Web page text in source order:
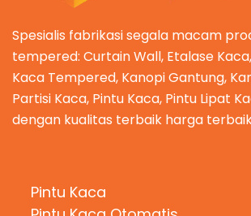
Spesialis fabrikasi segala macam
tempered: Curtain Wall, Etalase
Kaca Tempered, Kanopi Gantung,
Partisi Kaca, Pintu Kaca, Pintu Lipat
dengan kualitas terbaik harga
Pintu Kaca